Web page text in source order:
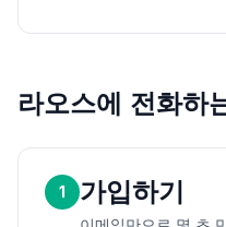
라오스에 전화하
1 가입하기